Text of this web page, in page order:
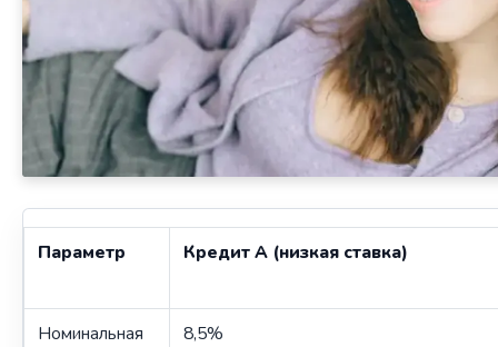
Параметр Кредит А (низкая ставка)
Номинальная
8,5%